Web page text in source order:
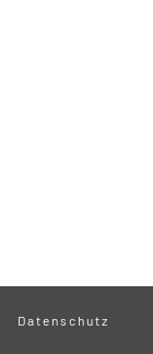
Datenschutz